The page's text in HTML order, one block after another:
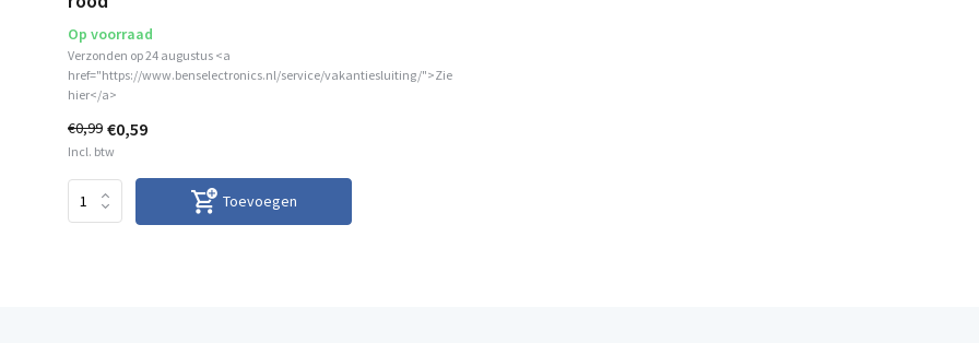
Op voorraad
Verzonden op 24 augustus <a
href="https://www.benselectronics.nl/service/vakantiesluiting/">Zie
hier</a>
€0,99 €0,59
Incl. btw
Toevoegen